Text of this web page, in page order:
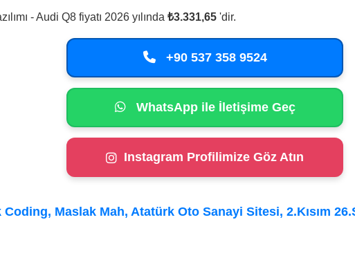
- Audi Q8 fiyatı 2026 yılında ₺3.331,65 'dir.
+90 537 358 9524
WhatsApp ile İletişime Geç
Instagram Profilimize Göz Atın
Maslak Mah, Atatürk Oto Sanayi Sitesi, 2.Kısım